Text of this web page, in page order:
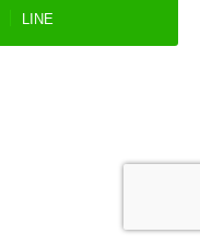
LINE